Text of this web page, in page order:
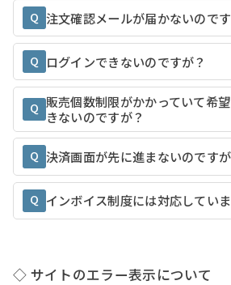
Q 注文確認メールが届かないので
Q ログインできないのですが？
Q 販売個数制限がかかっていて希
きないのですが？
Q 決済画面が先に進まないのですが
Q インボイス制度には対応してい
◇ サイトのエラー表示について